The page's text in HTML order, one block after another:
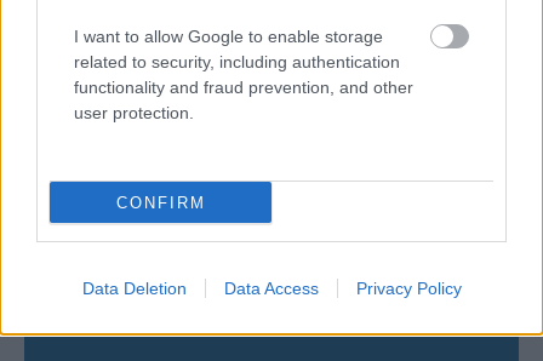
I want to allow Google to enable storage
related to security, including authentication
functionality and fraud prevention, and other
user protection.
CONFIRM
Data Deletion Data Access Privacy Policy
06/08/2026
Έτοιμη για… υψηλές πτήσεις η Μπενφίκα του Ψάρρα
με τον «Ιπτάμενο Ολλανδό» Βίλτενμπουργκ
Ισόπαλο το πρωτο φιλικό τεστ της Εθνικής στο
Ουρμπίνο